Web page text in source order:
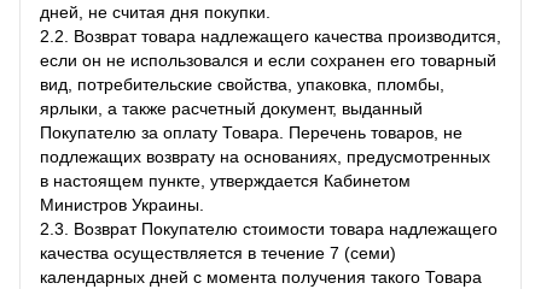
дней, не считая дня покупки.
2.2. Возврат товара надлежащего качества производится,
если он не использовался и если сохранен его товарный
вид, потребительские свойства, упаковка, пломбы,
ярлыки, а также расчетный документ, выданный
Покупателю за оплату Товара. Перечень товаров, не
подлежащих возврату на основаниях, предусмотренных
в настоящем пункте, утверждается Кабинетом
Министров Украины.
2.3. Возврат Покупателю стоимости товара надлежащего
качества осуществляется в течение 7 (семи)
календарных дней с момента получения такого Товара